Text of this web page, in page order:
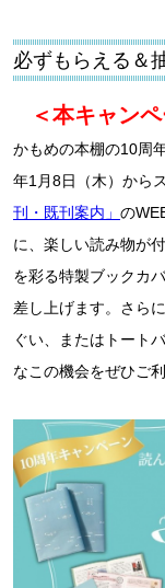
必ずもらえる＆
＜本キャン
かもめの本棚の10周
年1月8日（木）から
刊・既刊案内」 の
に、楽しい読み物が
を彩る特製ブックカ
差し上げます。さら
ぐい、またはトート
なこの機会をぜひご